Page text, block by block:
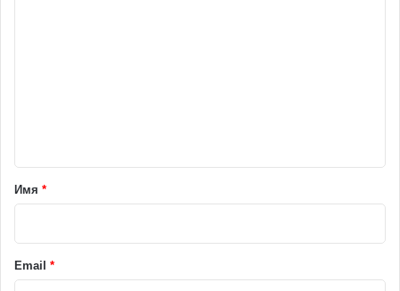
а
и
й
Имя *
Email *